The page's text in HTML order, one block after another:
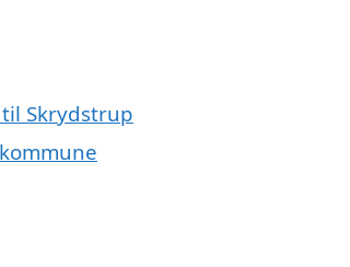
Skrydstrup